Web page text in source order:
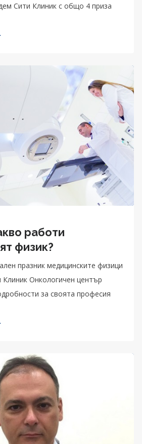
Сити Клиник с общо 4 приза
работи
физик?
празник медицинските физици
Онкологичен център
за своята професия